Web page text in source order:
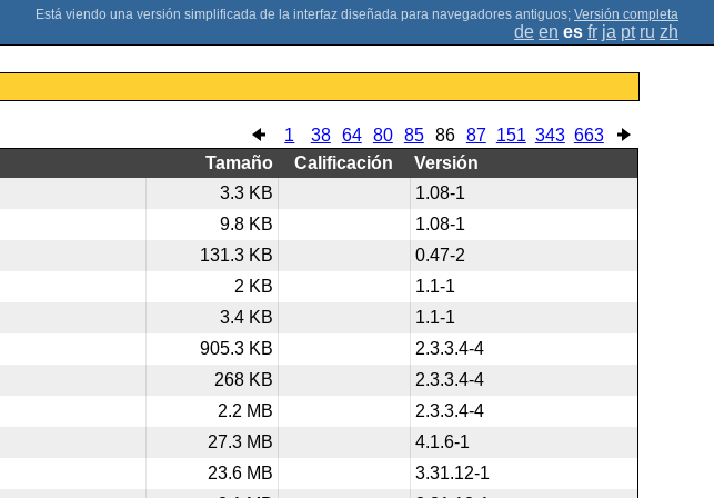
; Versión completa
de en es fr ja pt ru zh
1 38 64 80 85 86 87 151 343 663
Tamaño Calificación
Versión
3.3 KB
1.08-1
9.8 KB
1.08-1
131.3 KB
0.47-2
2 KB
1.1-1
3.4 KB
1.1-1
905.3 KB
2.3.3.4-4
268 KB
2.3.3.4-4
2.2 MB
2.3.3.4-4
27.3 MB
4.1.6-1
23.6 MB
3.31.12-1